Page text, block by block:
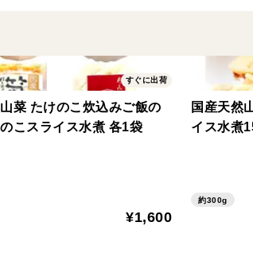
りますのでその限りでは
スイカは果肉成分の90
す。
暑い夏（熱中症）をスイ
この商品は生ものです
がございます。その場
すぐに出荷
菜 たけのこ炊込みご飯の
こスライス水煮 各1袋
¥1,600
国産天然
イス水煮
約300g